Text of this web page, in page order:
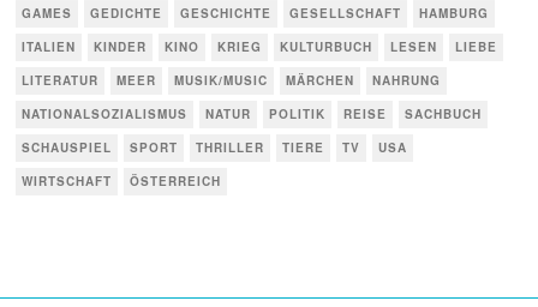
GAMES
GEDICHTE GESCHICHTE GESELLSCHAFT
HAMBURG
ITALIEN
KINDER KINO KRIEG KULTURBUCH LESEN
LIEBE
LITERATUR
MEER MUSIK/MUSIC MÄRCHEN
NAHRUNG
NATIONALSOZIALISMUS
NATUR POLITIK REISE
SACHBUCH
SCHAUSPIEL
SPORT THRILLER TIERE TV
USA
WIRTSCHAFT
ÖSTERREICH